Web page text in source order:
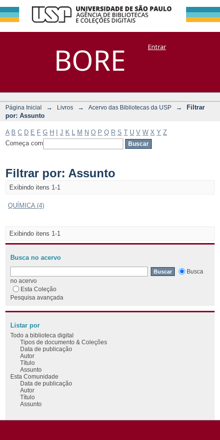
BORE
Filtrar por:
Assunto
DSpace/Manakin + CoriscoEntrar
Página Inicial → Livros → Acervo das Bibliotecas da USP →
Filtrar
por: Assunto
A B C D E F G H J K M N O P Q R S T U V W X Y Z
Começa com
Filtrar por: Assunto
Exibindo itens 1-1
QUÍMICA (4)
Exibindo itens 1-1
Busca no acervo
Busca
no acervo
Esta Coleção
Pesquisa avançada
Listar por
Todo a biblioteca digital
Tipos de documento & Coleções
Data de publicação
Autor
Título
Assunto
Esta Comunidade
Data de publicação
Autor
Título
Assunto